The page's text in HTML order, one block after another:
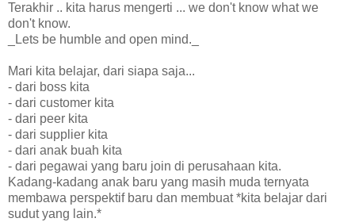
Terakhir .. kita harus mengerti ... we don't know what we
don't know.
_Lets be humble and open mind._
Mari kita belajar, dari siapa saja...
- dari boss kita
- dari customer kita
- dari peer kita
- dari supplier kita
- dari anak buah kita
- dari pegawai yang baru join di perusahaan kita.
Kadang-kadang anak baru yang masih muda ternyata
membawa perspektif baru dan membuat *kita belajar dari
sudut yang lain.*